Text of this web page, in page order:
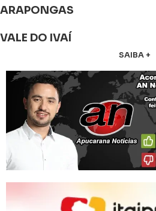
ARAPONGAS
VALE DO IVAÍ
SAIBA +